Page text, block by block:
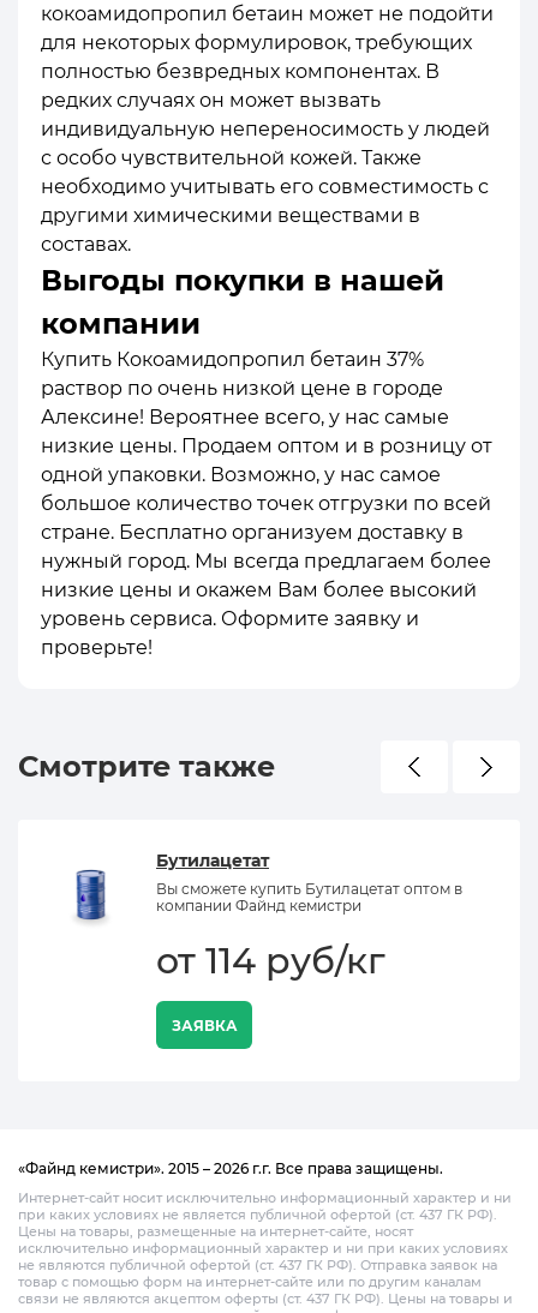
кокоамидопропил бетаин может не подойти
для некоторых формулировок, требующих
полностью безвредных компонентах. В
редких случаях он может вызвать
индивидуальную непереносимость у людей
с особо чувствительной кожей. Также
необходимо учитывать его совместимость с
другими химическими веществами в
составах.
Выгоды покупки в нашей
компании
Купить Кокоамидопропил бетаин 37%
раствор по очень низкой цене в городе
Алексине! Вероятнее всего, у нас самые
низкие цены. Продаем оптом и в розницу от
одной упаковки. Возможно, у нас самое
большое количество точек отгрузки по всей
стране. Бесплатно организуем доставку в
нужный город. Мы всегда предлагаем более
низкие цены и окажем Вам более высокий
уровень сервиса. Оформите заявку и
проверьте!
Смотрите также
Бутилацетат
Вы сможете купить Бутилацетат оптом в
компании Файнд кемистри
от 114 руб/кг
ЗАЯВКА
«Файнд кемистри». 2015 – 2026 г.г. Все права защищены.
Интернет-сайт носит исключительно информационный характер и ни
при каких условиях не является публичной офертой (ст. 437 ГК РФ).
Цены на товары, размещенные на интернет-сайте, носят
исключительно информационный характер и ни при каких условиях
не являются публичной офертой (ст. 437 ГК РФ). Отправка заявок на
товар с помощью форм на интернет-сайте или по другим каналам
связи не являются акцептом оферты (ст. 437 ГК РФ). Цены на товары и